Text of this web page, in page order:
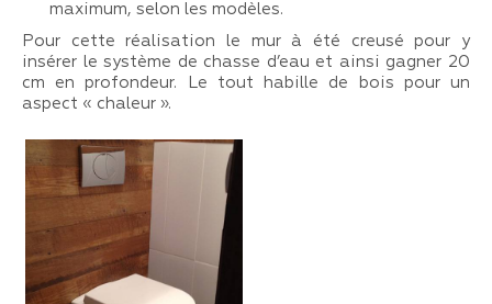
maximum, selon les modèles.
Pour cette réalisation le mur à été creusé pour y
insérer le système de chasse d’eau et ainsi gagner 20
cm en profondeur. Le tout habille de bois pour un
aspect « chaleur ».